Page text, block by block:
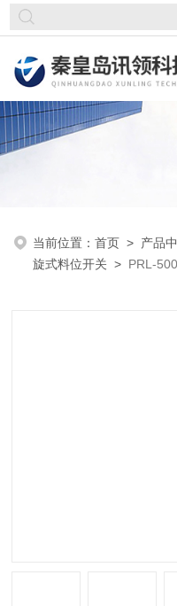
当前位置：首页 > 产品
旋式料位开关 > PRL-